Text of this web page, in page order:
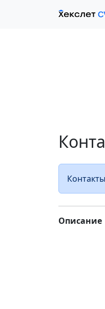
Описание